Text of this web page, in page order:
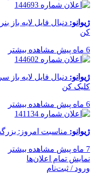
ژیوانو: دنبال فایل لایه باز
کن
6 ماه پیش مشاهده بیشتر
ژیوانو: دنبال فایل لایه
کلیک کن
6 ماه پیش مشاهده بیشتر
ژیوانو: مناسبت امروز:
7 ماه پیش
مشاهده بیشتر
نمایش تمام اعلان‌ها
ورود / ثبت‌نام